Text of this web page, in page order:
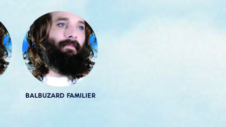
BALBUZARD FAMILIER